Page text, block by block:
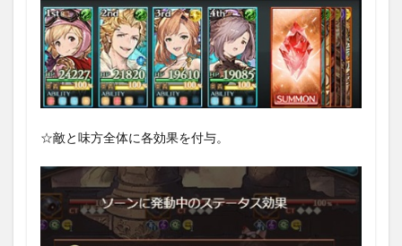
☆敵と味方全体に各効果を付与。